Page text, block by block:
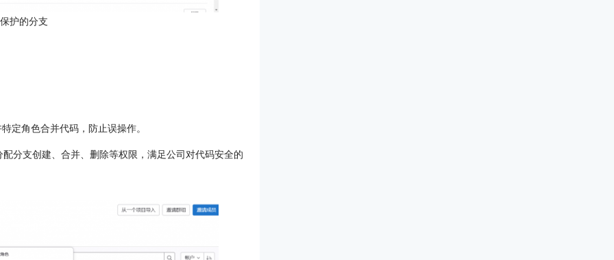
护的分支
定角色合并代码，防止误操作。
分支创建、合并、删除等权限，满足公司对代码安全的